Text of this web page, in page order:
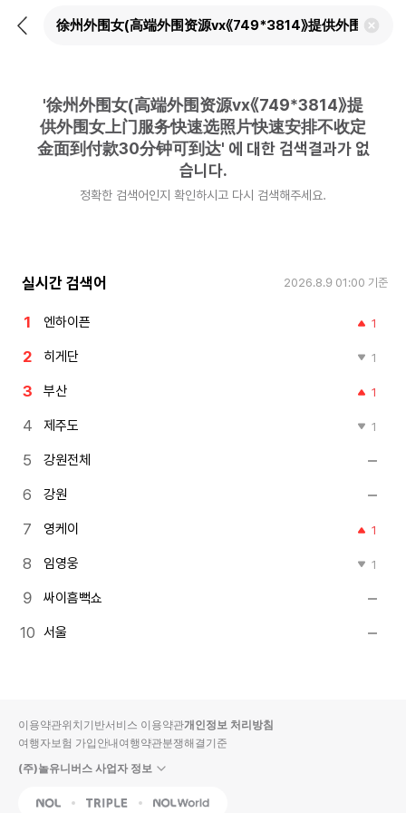
뒤
검
'徐州外围女(高端外围资源vx《749*3814》提
供外围女上门服务快速选照片快速安排不收定
金面到付款30分钟可到达' 에 대한 검색결과가 없
습니다.
정확한 검색어인지 확인하시고 다시 검색해주세요.
실시간 검색어 2026.8.9 01:00 기준
엔하이픈 1
히게단 1
부산 1
제주도 1
강원전체
강원
영케이 1
임영웅 1
싸이흠뻑쇼
서울
이용약관위치기반서비스 이용약관개인정보 처리방침
여행자보험 가입안내여행약관분쟁해결기준
(주)놀유니버스 사업자 정보
NOL Triple Interpark Global